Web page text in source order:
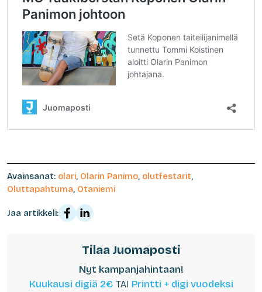
Avainsanat: olari, Olarin Panimo, olutfestarit,
Oluttapahtuma, Otaniemi
Jaa artikkeli:
Tilaa Juomaposti
Nyt kampanjahintaan!
Kuukausi digiä 2€ TAI Printti + digi vuodeksi